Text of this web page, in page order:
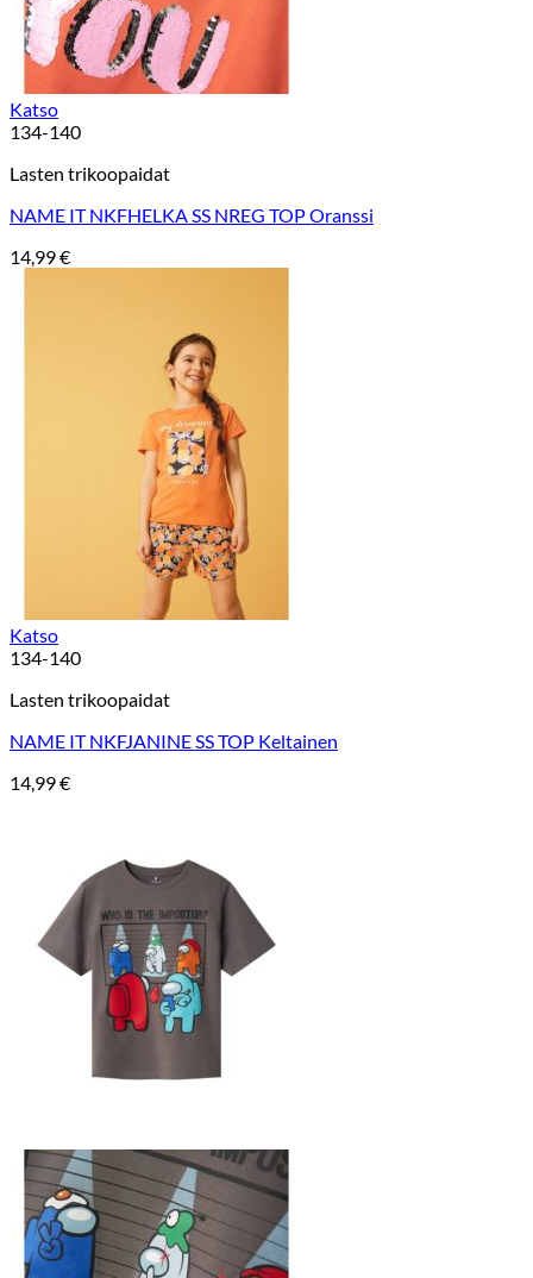
Katso
134-140
Lasten trikoopaidat
NAME IT NKFHELKA SS NREG TOP Oranssi
14,99€
Katso
134-140
Lasten trikoopaidat
NAME IT NKFJANINE SS TOP Keltainen
14,99€